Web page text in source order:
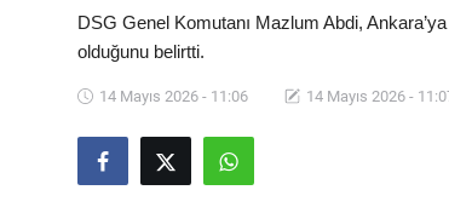
DSG Genel Komutanı Mazlum Abdi,
olduğunu belirtti.
14 Mayıs 2026 - 11:06 14 Mayıs 2026 -